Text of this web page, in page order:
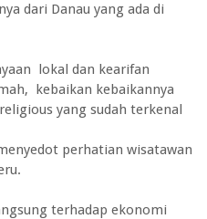
dari Danau yang ada di
lokal dan kearifan
kebaikan kebaikannya
yang sudah terkenal
perhatian wisatawan
terhadap ekonomi